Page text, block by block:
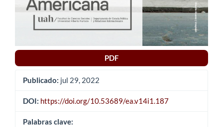
PDF
Publicado: jul 29, 2022
DOI: https://doi.org/10.53689/ea.v14i1.187
Palabras clave: